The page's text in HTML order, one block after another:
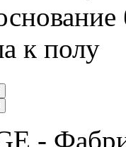
к полу
-